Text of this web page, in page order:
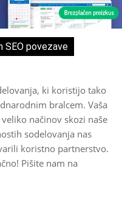
SEO povezave
ki koristijo tako
bralcem. Vaša
načinov skozi naše
sodelovanja nas
koristno partnerstvo.
Pišite nam na